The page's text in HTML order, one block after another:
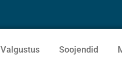
Valgustus Soojendid